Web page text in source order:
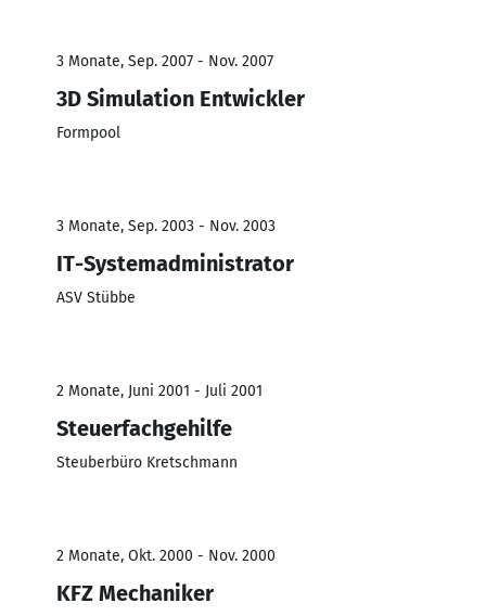
3 Monate, Sep. 2007 - Nov. 2007
3D Simulation Entwickler
Formpool
3 Monate, Sep. 2003 - Nov. 2003
IT-Systemadministrator
ASV Stübbe
2 Monate, Juni 2001 - Juli 2001
Steuerfachgehilfe
Steuberbüro Kretschmann
2 Monate, Okt. 2000 - Nov. 2000
KFZ Mechaniker